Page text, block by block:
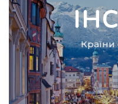
Країни